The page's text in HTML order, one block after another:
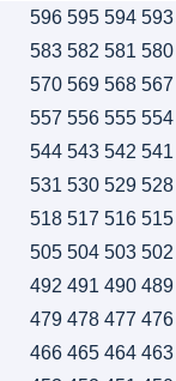
596 595 594 593
583 582 581 580
570 569 568 567
557 556 555 554
544 543 542 541
531 530 529 528
518 517 516 515
505 504 503 502
492 491 490 489
479 478 477 476
466 465 464 463